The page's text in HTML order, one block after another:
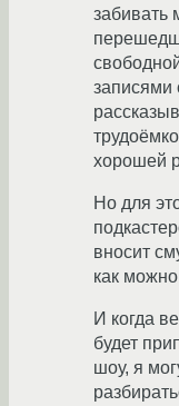
забивать
записями
хорошей
Но для
вносит
как
И когда
будет
шоу, я